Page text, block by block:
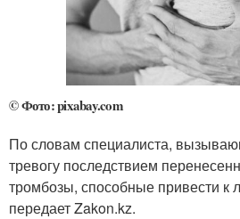
© Фото: pixabay.com
По словам специалиста,
тревогу последствием
тромбозы, способные привести к
передает Zakon.kz.